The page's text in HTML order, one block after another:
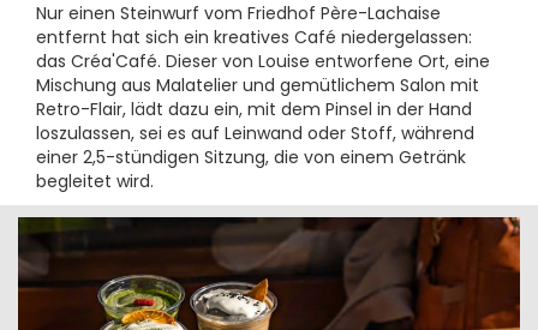
Nur einen Steinwurf vom Friedhof Père-Lachaise
entfernt hat sich ein kreatives Café niedergelassen:
das Créa'Café. Dieser von Louise entworfene Ort, eine
Mischung aus Malatelier und gemütlichem Salon mit
Retro-Flair, lädt dazu ein, mit dem Pinsel in der Hand
loszulassen, sei es auf Leinwand oder Stoff, während
einer 2,5-stündigen Sitzung, die von einem Getränk
begleitet wird.